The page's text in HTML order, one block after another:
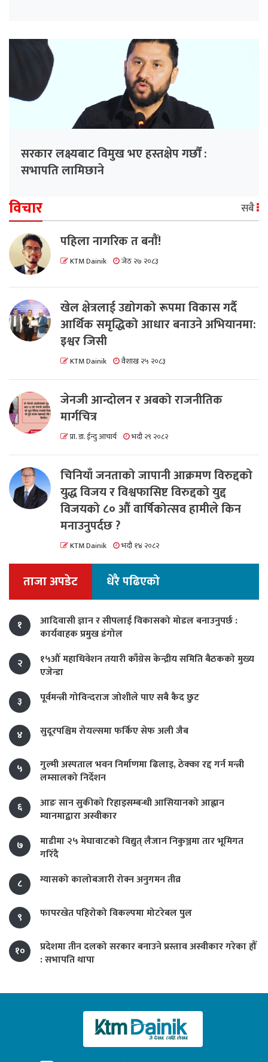
सरकार लक्ष्यबाट विमुख भए हस्तक्षेप गर्छौं :
सभापति लामिछाने
विचार सबै
पहिला नागरिक त बनाैं!
KTM Dainik जेठ २७ २०८३
खेल क्षेत्रलाई उद्योगको रूपमा विकास गर्दै
आर्थिक समृद्धिको आधार बनाउने अभियानमा:
इश्वर जिसी
KTM Dainik वैशाख २५ २०८३
जेनजी आन्दोलन र अबको राजनीतिक
मार्गचित्र
प्रा. डा. ईन्दु आचार्य भदौ २९ २०८२
चिनियाँ जनताको जापानी आक्रमण विरुद्दको
युद्ध विजय र विश्वफासिष्ट विरुद्दको युद्द
विजयको ८० औं वार्षिकोत्सव हामीले किन
मनाउनुपर्दछ ?
KTM Dainik भदौ १४ २०८२
ताजा अपडेट धेरै पढिएको
१
आदिवासी ज्ञान र सीपलाई विकासको मोडल बनाउनुपर्छ :
कार्यवाहक प्रमुख डंगोल
२
१५औं महाधिवेशन तयारी काँग्रेस केन्द्रीय समिति बैठकको मुख्य
एजेन्डा
३
पूर्वमन्त्री गोविन्दराज जोशीले पाए सबै कैद छुट
४ सुदूरपश्चिम रोयल्समा फर्किए सेफ अली जैब
५
गुल्मी अस्पताल भवन निर्माणमा ढिलाइ, ठेक्का रद्द गर्न मन्त्री
लम्सालको निर्देशन
६
आङ सान सुकीको रिहाइसम्बन्धी आसियानको आह्वान
म्यानमाद्वारा अस्वीकार
७
माडीमा २५ मेघावाटको विद्युत् लैजान निकुञ्जमा तार भूमिगत
गरिँदै
८
ग्यासको कालोबजारी रोक्न अनुगमन तीव्र
९ फापरखेत पहिरोको विकल्पमा मोटरेबल पुल
१०
प्रदेशमा तीन दलको सरकार बनाउने प्रस्ताव अस्वीकार गरेका हौँ
: सभापति थापा